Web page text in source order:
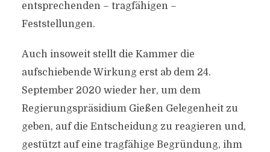
entsprechenden – tragfähigen –
Feststellungen.
Auch insoweit stellt die Kammer die
aufschiebende Wirkung erst ab dem 24.
September 2020 wieder her, um dem
Regierungspräsidium Gießen Gelegenheit zu
geben, auf die Entscheidung zu reagieren und,
gestützt auf eine tragfähige Begründung, ihm